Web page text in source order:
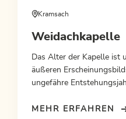
Kramsach
Weidachkapelle
Das Alter der Kapelle ist
äußeren
ungefähre
MEHR ERFAHREN